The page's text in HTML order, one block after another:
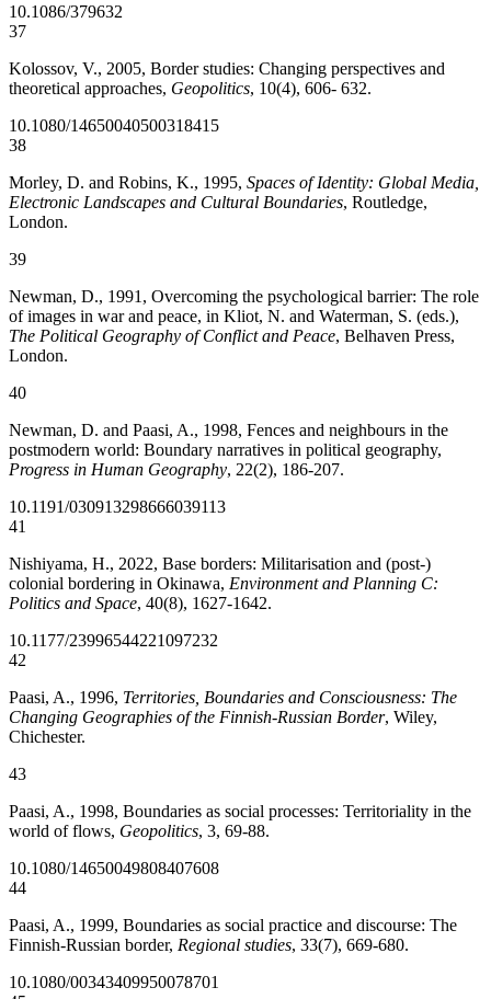
10.1086/379632
37
Kolossov, V., 2005, Border studies: Changing perspectives and
theoretical approaches, Geopolitics, 10(4), 606- 632.
10.1080/14650040500318415
38
Morley, D. and Robins, K., 1995, Spaces of Identity: Global Media,
Electronic Landscapes and Cultural Boundaries, Routledge,
London.
39
Newman, D., 1991, Overcoming the psychological barrier: The role
of images in war and peace, in Kliot, N. and Waterman, S. (eds.),
The Political Geography of Conflict and Peace, Belhaven Press,
London.
40
Newman, D. and Paasi, A., 1998, Fences and neighbours in the
postmodern world: Boundary narratives in political geography,
Progress in Human Geography, 22(2), 186-207.
10.1191/030913298666039113
41
Nishiyama, H., 2022, Base borders: Militarisation and (post-)
colonial bordering in Okinawa, Environment and Planning C:
Politics and Space, 40(8), 1627-1642.
10.1177/23996544221097232
42
Paasi, A., 1996, Territories, Boundaries and Consciousness: The
Changing Geographies of the Finnish-Russian Border, Wiley,
Chichester.
43
Paasi, A., 1998, Boundaries as social processes: Territoriality in the
world of flows, Geopolitics, 3, 69-88.
10.1080/14650049808407608
44
Paasi, A., 1999, Boundaries as social practice and discourse: The
Finnish-Russian border, Regional studies, 33(7), 669-680.
10.1080/00343409950078701